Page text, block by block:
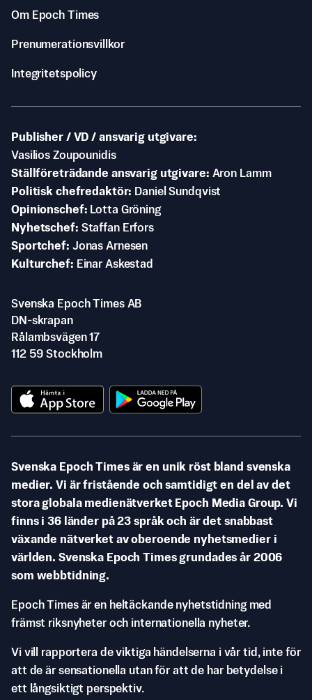
Om Epoch Times
Prenumerationsvillkor
Integritetspolicy
Publisher / VD / ansvarig utgivare
Vasilios Zoupounidis
Ställföreträdande ansvarig utgivare Aron Lamm
Politisk chefredaktör
Daniel Sundqvist
Opinionschef
Lotta Gröning
Nyhetschef Staffan Erfors
Sportchef Jonas Arnesen
Kulturchef
Einar Askestad
Svenska Epoch Times AB
DN-skrapan
Rålambsvägen 17
112 59 Stockholm
Svenska Epoch Times är en unik röst bland svenska
medier. Vi är fristående och samtidigt en del av det
stora globala medienätverket Epoch Media Group. Vi
finns i 36 länder på 23 språk och är det snabbast
växande nätverket av oberoende nyhetsmedier i
världen. Svenska Epoch Times grundades år 2006
som webbtidning.
Epoch Times är en heltäckande nyhetstidning med
främst riksnyheter och internationella nyheter.
Vi vill rapportera de viktiga händelserna i vår tid, inte för
att de är sensationella utan för att de har betydelse i
ett långsiktigt perspektiv.